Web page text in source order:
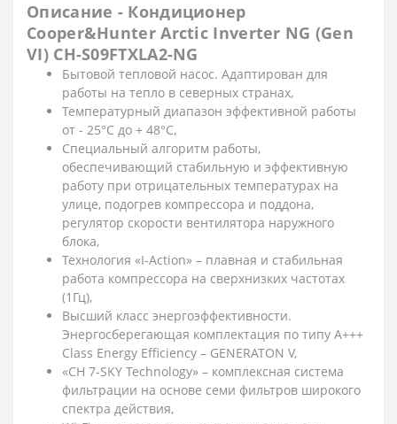
Описание - Кондиционер
Cooper&Hunter Arctic Inverter NG (Gen
VI) CH-S09FTXLA2-NG
Бытовой тепловой насос. Адаптирован для
работы на тепло в северных странах,
Температурный диапазон эффективной работы
от - 25°С до + 48°С,
Специальный алгоритм работы,
обеспечивающий стабильную и эффективную
работу при отрицательных температурах на
улице, подогрев компрессора и поддона,
регулятор скорости вентилятора наружного
блока,
Технология «I-Action» – плавная и стабильная
работа компрессора на сверхнизких частотах
(1Гц),
Высший класс энергоэффективности.
Энергосберегающая комплектация по типу А+++
Class Energy Efficiency – GENERATON V,
«CH 7-SKY Technology» – комплексная система
фильтрации на основе семи фильтров широкого
спектра действия,